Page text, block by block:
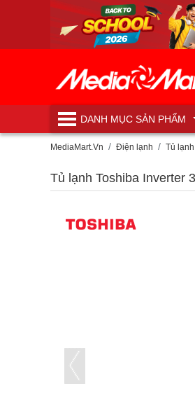
DANH MỤCSẢN PHẨM
MediaMart.Vn Điện lạnh Tủ lạnh
Tủ lạnh Toshiba Inverter